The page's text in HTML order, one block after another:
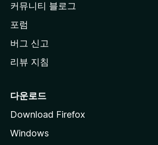
이
동
커뮤니티 블로그
포럼
버그 신고
리뷰 지침
다운로드
Download Firefox
Windows